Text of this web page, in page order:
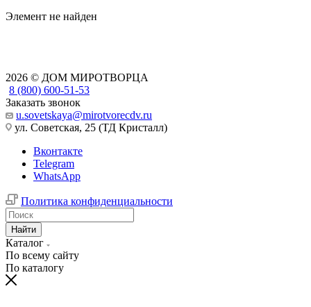
Элемент не найден
2026 © ДОМ МИРОТВОРЦА
8 (800) 600-51-53
Заказать звонок
u.sovetskaya@mirotvorecdv.ru
ул. Советская, 25 (ТД Кристалл)
Вконтакте
Telegram
WhatsApp
Политика конфиденциальности
Найти
Каталог
По всему сайту
По каталогу